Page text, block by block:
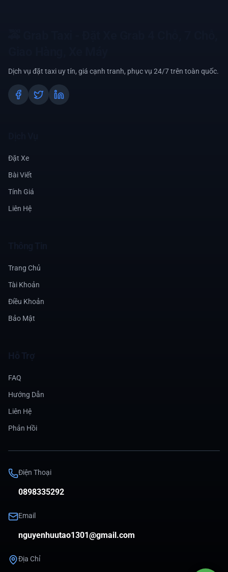
Dịch vụ đặt taxi uy tín, giá cạnh tranh, phục vụ 24/7 trên toàn quốc.
Đặt Xe
Bài Viết
Tính Giá
Liên Hệ
Trang Chủ
Tài Khoản
Điều Khoản
Bảo Mật
Hỗ Trợ
FAQ
Hướng Dẫn
Liên Hệ
Phản Hồi
Điện Thoại
0898335292
Email
nguyenhuutao1301@gmail.com
Địa Chỉ